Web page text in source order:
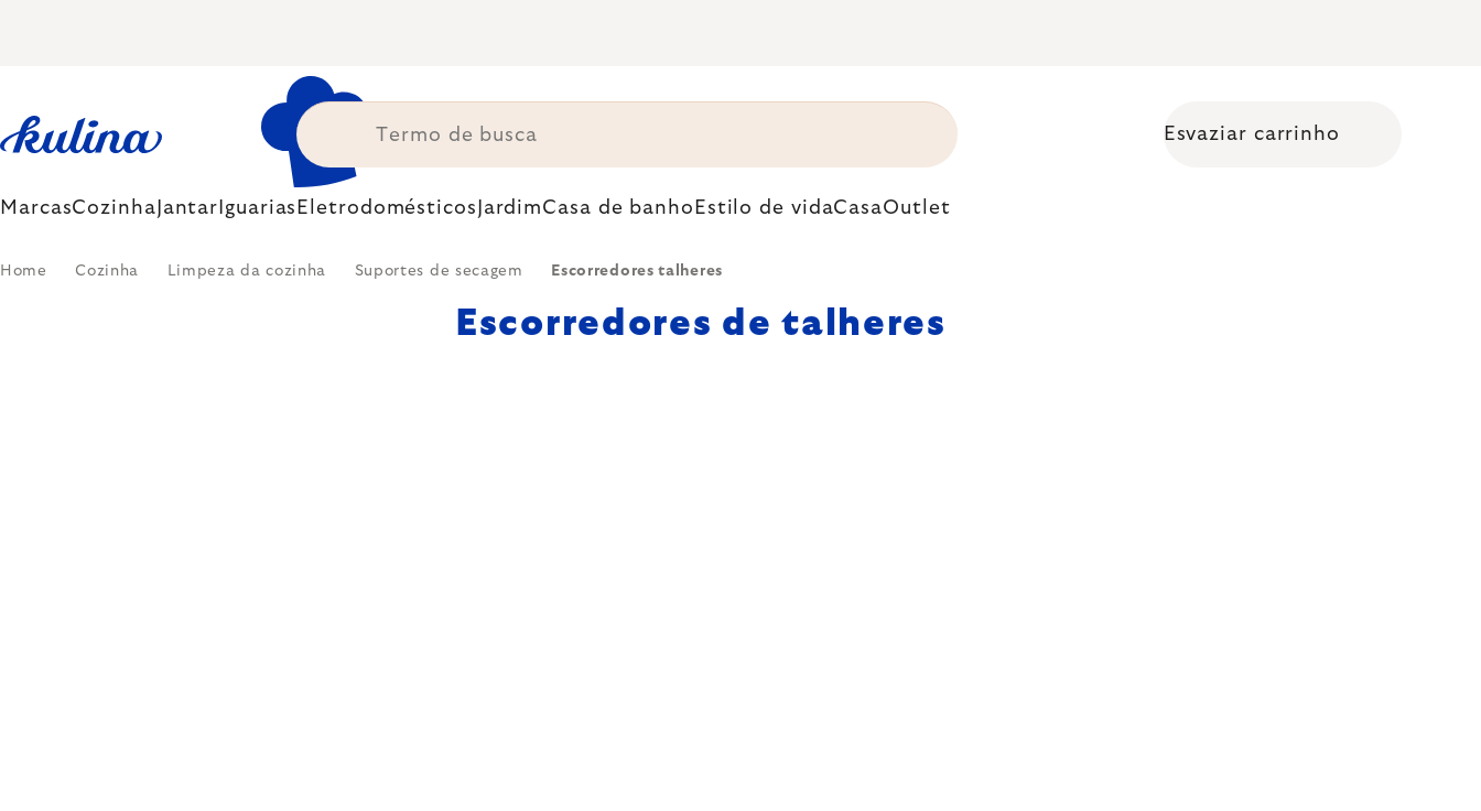
Esvaziar carrinho
MarcasCozinha Jantar Iguarias Eletrodomésticos JardimCasa de banho Estilo de vidaCasaOutlet
Home Cozinha Limpeza da cozinha Suportes de secagem Escorredores talheres
Escorredores de talheres